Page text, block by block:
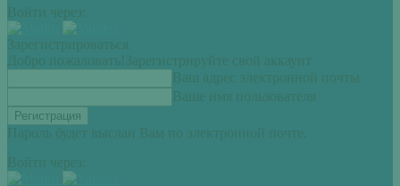
Войти через:
Зарегистрироваться
Добро пожаловать! Зарегистрируйте свой аккаунт
Ваш адрес электронной почты
Ваше имя пользователя
Пароль будет выслан Вам по электронной почте.
Войти через: